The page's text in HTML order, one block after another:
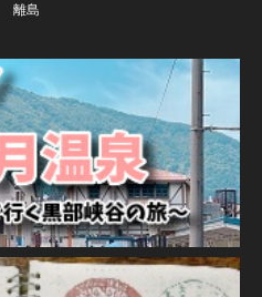
離島